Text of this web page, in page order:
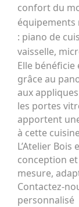
confort du
équipements
: piano de
vaisselle,
Elle
grâce au
aux
les portes
apportent
à cette
L’Atelier
conception
mesure,
Contactez-
personnalisé